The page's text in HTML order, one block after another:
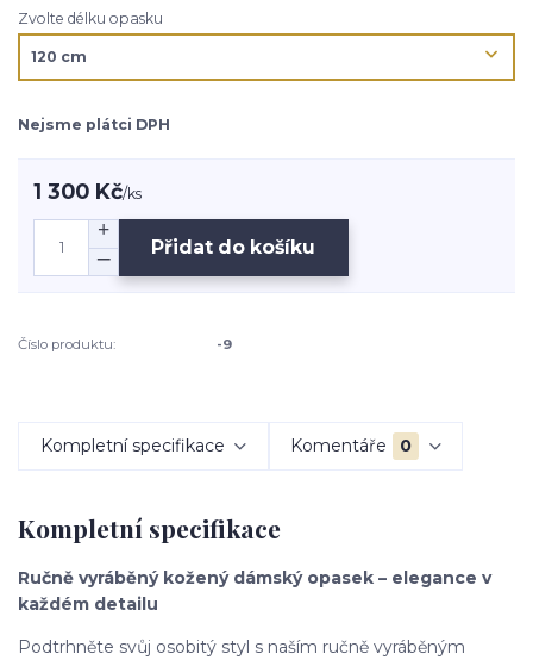
Zvolte délku opasku
Nejsme plátci DPH
1 300 Kč/ks
Přidat do košíku
Číslo produktu: -9
Kompletní specifikace Komentáře 0
Kompletní specifikace
Ručně vyráběný kožený dámský opasek – elegance v
každém detailu
Podtrhněte svůj osobitý styl s naším ručně vyráběným